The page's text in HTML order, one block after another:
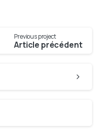
Previous project
Article précédent